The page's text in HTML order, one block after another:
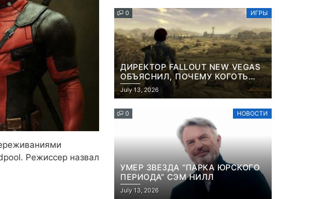
Режиссер назвал
0 ИГРЫ
ДИРЕКТОР FALLOUT NEW VEGAS
ОБЪЯСНИЛ, ПОЧЕМУ КОГОТЬ
СМЕРТИ У КАРЬЕРА НАМЕРЕННО
СНОСИТ ВАМ ГОЛОВУ
July 13, 2026
0 НОВОСТИ
УМЕР ЗВЕЗДА “ПАРКА ЮРСКОГО
ПЕРИОДА” СЭМ НИЛЛ
July 13, 2026